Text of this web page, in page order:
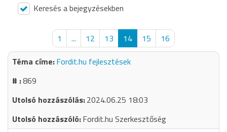
Keresés a bejegyzésekben
1 ... 12 13 14 15
16
Fordit.hu fejlesztések
869
2024.06.25 18:03
Fordit.hu Szerkesztőség